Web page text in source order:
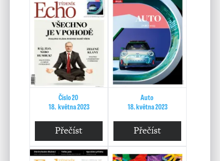
Číslo 20
18. května 2023
Přečíst
Auto
18. května 2023
Přečíst